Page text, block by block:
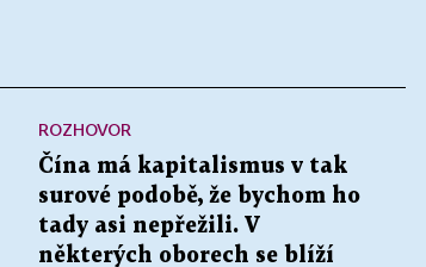
ROZHOVOR
Čína má kapitalismus v tak
surové podobě, že bychom ho
tady asi nepřežili. V
některých oborech se blíží